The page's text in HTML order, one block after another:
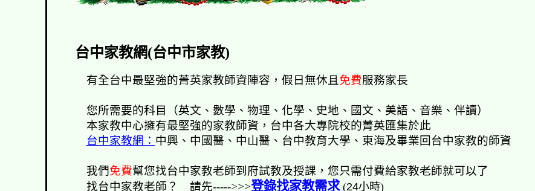
台中家教網(台中市家教)
有全台中最堅強的菁英家教師資陣容 ，假日無休且 免費服務家長
您所需要的科目（英文、數學、物理、化學、史地、國文、美語、音樂、 伴讀）
本家教中心擁有最堅強的家教師資，台中各大專院校的菁英匯集於此
台中家教網： 中興、中國醫、中山醫、台中教育大學、東海及畢業回台中家教的師資
我們免費幫您找台中家教老師到府試教及授課，您只需付費給家教老師就可以了
找台中家教老師？ 請先----->>>登錄找家教需求 (24小時)